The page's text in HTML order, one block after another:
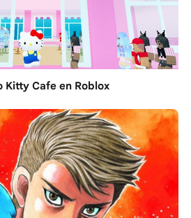
Kitty Cafe en Roblox